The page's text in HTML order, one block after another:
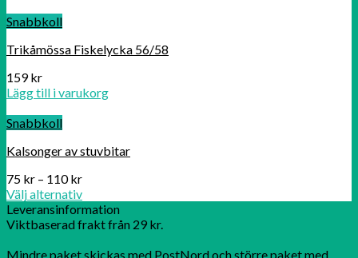
Snabbkoll
Trikåmössa Fiskelycka 56/58
159kr
Lägg till i varukorg
Snabbkoll
Kalsonger av stuvbitar
75 kr – 110kr
Välj alternativ
Leveransinformation
Viktbaserad frakt från 29 kr.
Mindre paket skickas med PostNord och större paket med